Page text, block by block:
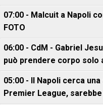
07:00 - Malcuit a Napoli
FOTO
06:00 - CdM - Gabriel
può prendere corpo solo
05:00 - Il Napoli cerca
Premier League,